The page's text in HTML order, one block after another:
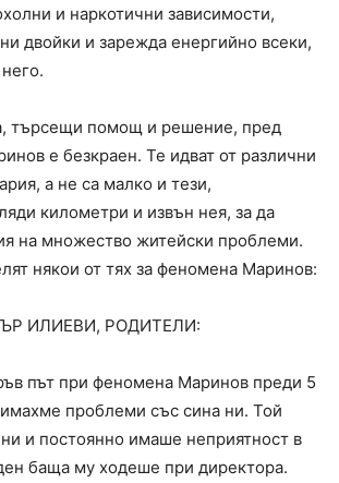
и наркотични зависимости,
двойки и зарежда енергийно всеки,
търсещи помощ и решение, пред
е безкраен. Те идват от различни
а не са малко и тези,
километри и извън нея, за да
на множество житейски проблеми.
някои от тях за феномена Маринов:
ИЛИЕВИ, РОДИТЕЛИ:
път при феномена Маринов преди 5
проблеми със сина ни. Той
и постоянно имаше неприятност в
баща му ходеше при директора.